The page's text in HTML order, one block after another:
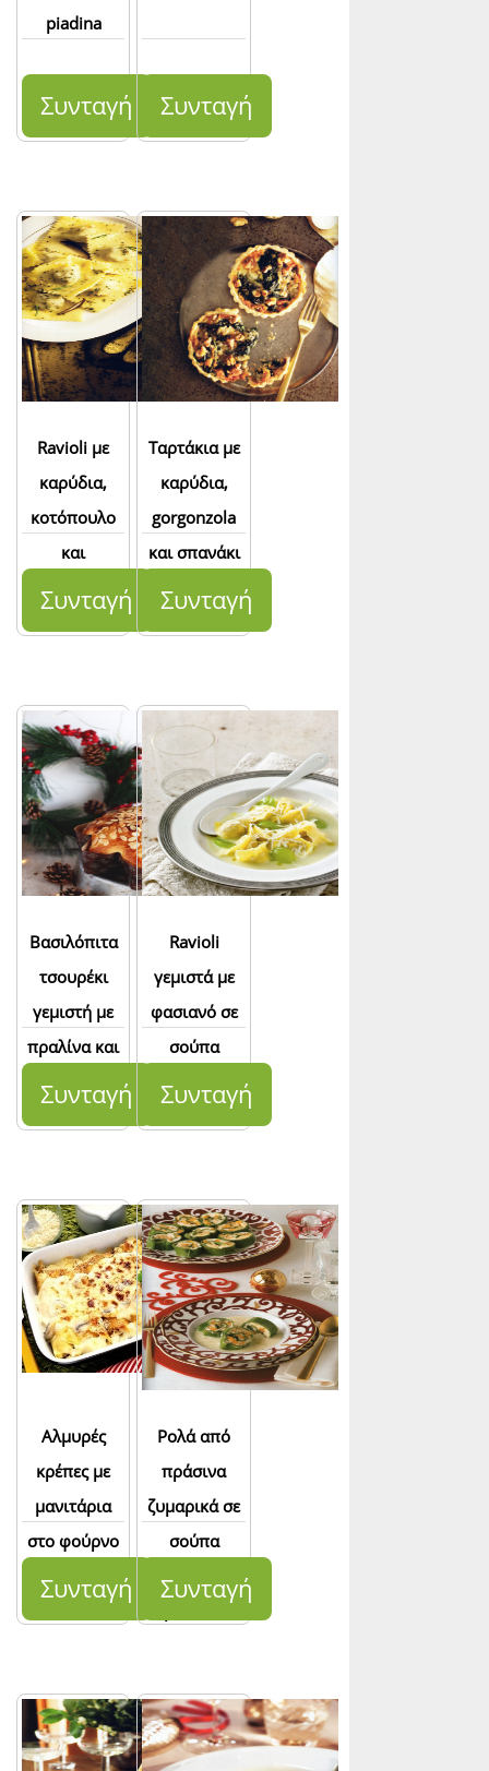
piadina
Συνταγή Συνταγή
Ravioli με
καρύδια,
κοτόπουλο
και
χουρμάδες
Συνταγή
Ταρτάκια με
καρύδια,
gorgonzola
και σπανάκι
Συνταγή
Βασιλόπιτα
τσουρέκι
γεμιστή με
πραλίνα και
καρύδια
Συνταγή
Ravioli
γεμιστά με
φασιανό σε
σούπα
σταφυλιών
Συνταγή
Αλμυρές
κρέπες με
μανιτάρια
στο φούρνο
Συνταγή
Ρολά από
πράσινα
ζυμαρικά σε
σούπα
κοτόπουλου
Συνταγή